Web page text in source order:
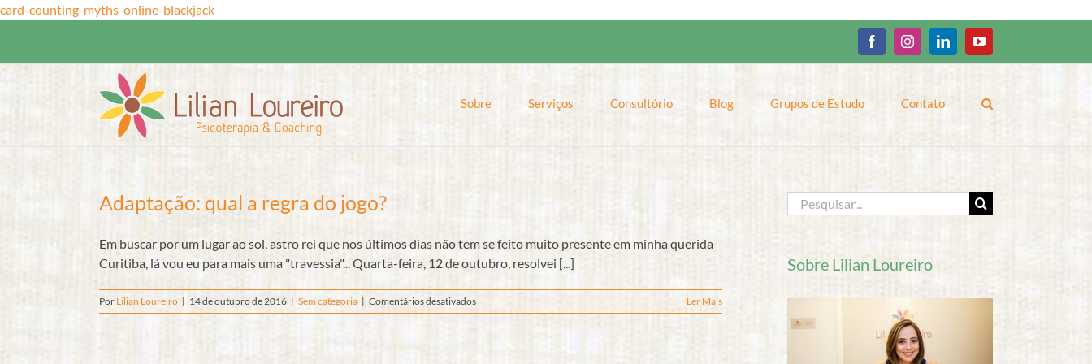
card-counting-myths-online-blackjackIr
conteúdo
FacebookInstagramLinkedInYouTube
Sobre Serviços Consultório Blog Grupos de Estudo Contato
Adaptação: qual a regra do jogo?
Em buscar por um lugar ao sol, astro rei que nos últimos dias não tem se feito muito presente em minha querida
Curitiba, lá vou eu para mais uma "travessia"... Quarta-feira, 12 de outubro, resolvei [...]
Por Lilian Loureiro | 14 de outubro de 2016 | Sem categoria | Comentários desativadosem
Adaptação:
Ler Mais
Buscar
resultados
Sobre Lilian Loureiro